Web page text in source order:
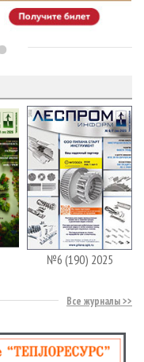
№6 (190) 2025
Все журналы